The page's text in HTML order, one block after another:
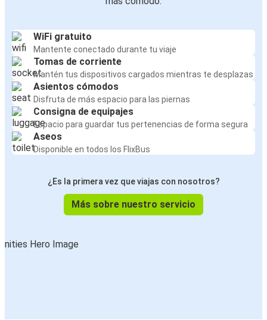
WiFi gratuito
Mantente conectado durante tu viaje
Tomas de corriente
Mantén tus dispositivos cargados mientras te desplazas
Asientos cómodos
Disfruta de más espacio para las piernas
Consigna de equipajes
Espacio para guardar tus pertenencias de forma segura
Aseos
Disponible en todos los FlixBus
¿Es la primera vez que viajas con nosotros?
Más sobre nuestro servicio